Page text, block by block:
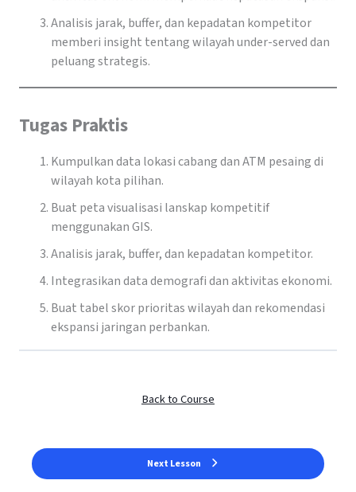
Analisis jarak, buffer, dan kepadatan kompetitor
memberi insight tentang wilayah under-served dan
peluang strategis.
Tugas Praktis
Kumpulkan data lokasi cabang dan ATM pesaing di
wilayah kota pilihan.
Buat peta visualisasi lanskap kompetitif
menggunakan GIS.
Analisis jarak, buffer, dan kepadatan kompetitor.
Integrasikan data demografi dan aktivitas ekonomi.
Buat tabel skor prioritas wilayah dan rekomendasi
ekspansi jaringan perbankan.
Back to Course
Next Lesson